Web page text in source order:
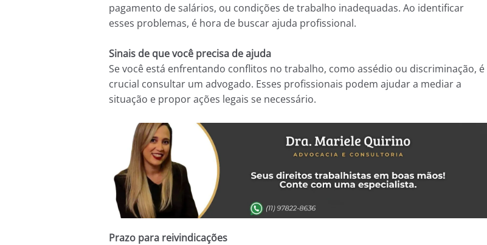
pagamento de salários, ou condições de trabalho inadequadas. Ao identificar
esses problemas, é hora de buscar ajuda profissional.
Sinais de que você precisa de ajuda
Se você está enfrentando conflitos no trabalho, como assédio ou discriminação, é
crucial consultar um advogado. Esses profissionais podem ajudar a mediar a
situação e propor ações legais se necessário.
Prazo para reivindicações